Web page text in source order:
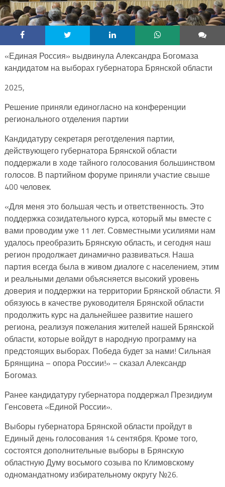
«Единая Россия» выдвинула Александра Богомаза
кандидатом на выборах губернатора Брянской области
2025,
Решение приняли единогласно на конференции
регионального отделения партии
Кандидатуру секретаря реготделения партии,
действующего губернатора Брянской области
поддержали в ходе тайного голосования большинством
голосов. В партийном форуме приняли участие свыше
400 человек.
«Для меня это большая честь и ответственность. Это
поддержка созидательного курса, который мы вместе с
вами проводим уже 11 лет. Совместными усилиями нам
удалось преобразить Брянскую область, и сегодня наш
регион продолжает динамично развиваться. Наша
партия всегда была в живом диалоге с населением, этим
и реальными делами объясняется высокий уровень
доверия и поддержки на территории Брянской области. Я
обязуюсь в качестве руководителя Брянской области
продолжить курс на дальнейшее развитие нашего
региона, реализуя пожелания жителей нашей Брянской
области, которые войдут в народную программу на
предстоящих выборах. Победа будет за нами! Сильная
Брянщина – опора России!» – сказал Александр
Богомаз.
Ранее кандидатуру губернатора поддержал Президиум
Генсовета «Единой России».
Выборы губернатора Брянской области пройдут в
Единый день голосования 14 сентября. Кроме того,
состоятся дополнительные выборы в Брянскую
областную Думу восьмого созыва по Климовскому
одномандатному избирательному округу №26.